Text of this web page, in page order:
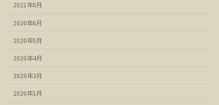
2021年8月
2020年6月
2020年5月
2020年4月
2020年3月
2020年1月